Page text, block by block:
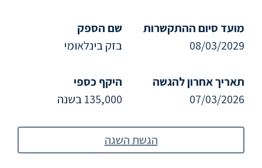
ללימודי
אנגלית
ועברית
תואר
שני
הקדם
מועד סיום ההתקשרות
08/03/2029
שם הספק
בזק בינלאומי
תאריך אחרון להגשה
07/03/2026
היקף כספי
135,000 בשנה
הגשת השגה